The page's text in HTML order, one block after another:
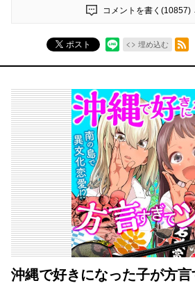
コメントを書く(10857)
ポスト 埋め込む
RSSフィード
沖縄で好きになった子が方